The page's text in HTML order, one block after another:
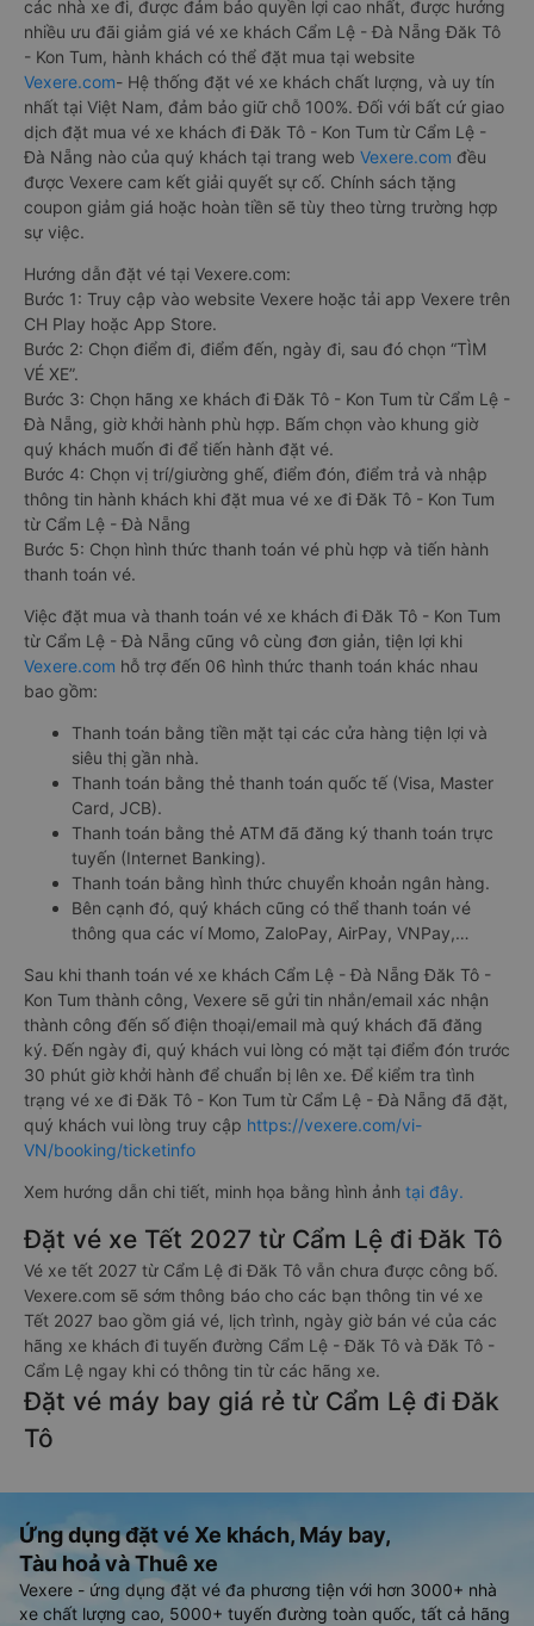
các nhà xe đi, được đảm bảo quyền lợi cao nhất, được hưởng
nhiều ưu đãi giảm giá vé xe khách Cẩm Lệ - Đà Nẵng Đăk Tô
- Kon Tum, hành khách có thể đặt mua tại website
Vexere.com- Hệ thống đặt vé xe khách chất lượng, và uy tín
nhất tại Việt Nam, đảm bảo giữ chỗ 100%. Đối với bất cứ giao
dịch đặt mua vé xe khách đi Đăk Tô - Kon Tum từ Cẩm Lệ -
Đà Nẵng nào của quý khách tại trang web Vexere.com đều
được Vexere cam kết giải quyết sự cố. Chính sách tặng
coupon giảm giá hoặc hoàn tiền sẽ tùy theo từng trường hợp
sự việc.
Hướng dẫn đặt vé tại Vexere.com:
Bước 1: Truy cập vào website Vexere hoặc tải app Vexere trên
CH Play hoặc App Store.
Bước 2: Chọn điểm đi, điểm đến, ngày đi, sau đó chọn “TÌM
VÉ XE”.
Bước 3: Chọn hãng xe khách đi Đăk Tô - Kon Tum từ Cẩm Lệ -
Đà Nẵng, giờ khởi hành phù hợp. Bấm chọn vào khung giờ
quý khách muốn đi để tiến hành đặt vé.
Bước 4: Chọn vị trí/giường ghế, điểm đón, điểm trả và nhập
thông tin hành khách khi đặt mua vé xe đi Đăk Tô - Kon Tum
từ Cẩm Lệ - Đà Nẵng
Bước 5: Chọn hình thức thanh toán vé phù hợp và tiến hành
thanh toán vé.
Việc đặt mua và thanh toán vé xe khách đi Đăk Tô - Kon Tum
từ Cẩm Lệ - Đà Nẵng cũng vô cùng đơn giản, tiện lợi khi
Vexere.com hỗ trợ đến 06 hình thức thanh toán khác nhau
bao gồm:
Thanh toán bằng tiền mặt tại các cửa hàng tiện lợi và
siêu thị gần nhà.
Thanh toán bằng thẻ thanh toán quốc tế (Visa, Master
Card, JCB).
Thanh toán bằng thẻ ATM đã đăng ký thanh toán trực
tuyến (Internet Banking).
Thanh toán bằng hình thức chuyển khoản ngân hàng.
Bên cạnh đó, quý khách cũng có thể thanh toán vé
thông qua các ví Momo, ZaloPay, AirPay, VNPay,…
Sau khi thanh toán vé xe khách Cẩm Lệ - Đà Nẵng Đăk Tô -
Kon Tum thành công, Vexere sẽ gửi tin nhắn/email xác nhận
thành công đến số điện thoại/email mà quý khách đã đăng
ký. Đến ngày đi, quý khách vui lòng có mặt tại điểm đón trước
30 phút giờ khởi hành để chuẩn bị lên xe. Để kiểm tra tình
trạng vé xe đi Đăk Tô - Kon Tum từ Cẩm Lệ - Đà Nẵng đã đặt,
quý khách vui lòng truy cập https://vexere.com/vi-
VN/booking/ticketinfo
Xem hướng dẫn chi tiết, minh họa bằng hình ảnh tại đây.
Đặt vé xe Tết 2027 từ Cẩm Lệ đi Đăk Tô
Vé xe tết 2027 từ Cẩm Lệ đi Đăk Tô vẫn chưa được công bố.
Vexere.com sẽ sớm thông báo cho các bạn thông tin vé xe
Tết 2027 bao gồm giá vé, lịch trình, ngày giờ bán vé của các
hãng xe khách đi tuyến đường Cẩm Lệ - Đăk Tô và Đăk Tô -
Cẩm Lệ ngay khi có thông tin từ các hãng xe.
Đặt vé máy bay giá rẻ từ Cẩm Lệ đi Đăk
Tô
Ứng dụng đặt vé Xe khách, Máy bay,
Tàu hoả và Thuê xe
Vexere - ứng dụng đặt vé đa phương tiện với hơn 3000+ nhà
xe chất lượng cao, 5000+ tuyến đường toàn quốc, tất cả hãng